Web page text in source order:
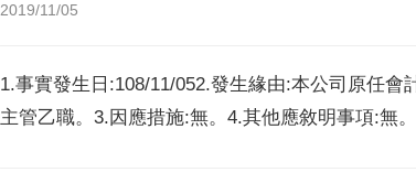
2019/11/05
1.事實發生日:108/11/052.發生緣由:本公司原任
主管乙職。3.因應措施:無。4.其他應敘明事項:無。